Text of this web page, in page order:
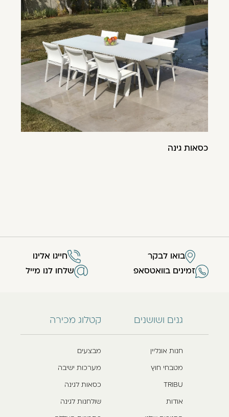
כסאות גינה
גנים ושושנים
חנות אונליין
מטבחי חוץ
TRIBU
אודות
קטלוג מכירה
מבצעים
מערכות ישיבה
כסאות לגינה
שולחנות לגינה
בואו לבקר
חייגו אלינו
זמינים בוואטסאפ
שלחו לנו מייל